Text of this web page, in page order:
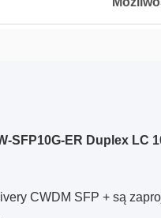
SFP10G-ER Duplex LC
CWDM SFP + są